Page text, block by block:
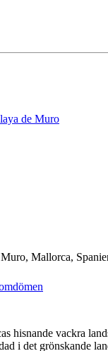
de Muro
Mallorca,
hisnande vackra
i det grönskande